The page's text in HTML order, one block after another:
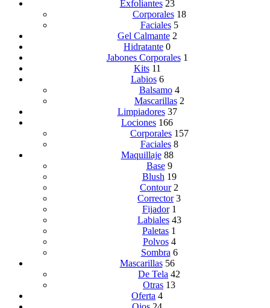
Exfoliantes 23
Corporales 18
Faciales 5
Gel Calmante 2
Hidratante 0
Jabones Corporales 1
Kits 11
Labios 6
Balsamo 4
Mascarillas 2
Limpiadores 37
Lociones 166
Corporales 157
Faciales 8
Maquillaje 88
Base 9
Blush 19
Contour 2
Corrector 3
Fijador 1
Labiales 43
Paletas 1
Polvos 4
Sombra 6
Mascarillas 56
De Tela 42
Otras 13
Oferta 4